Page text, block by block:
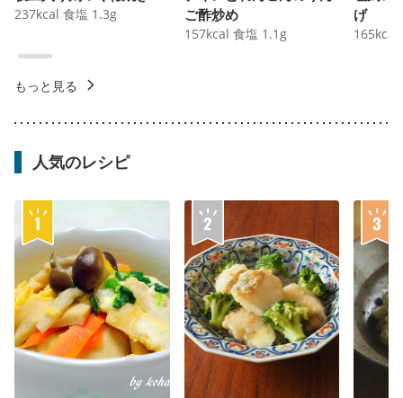
237kcal 食塩 1.3g
ご酢炒め
157kcal 食塩 1.1 g
げ
165kcal
もっと見る
人気のレシピ